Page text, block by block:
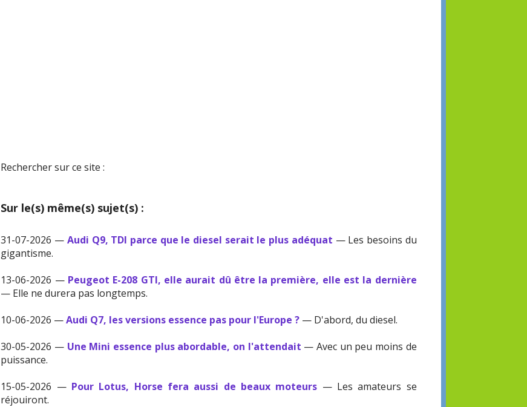
Rechercher sur ce site :
Sur le(s) même(s) sujet(s) :
31-07-2026 — Audi Q9, TDI parce que le diesel serait le plus adéquat — Les besoins du
gigantisme.
13-06-2026 — Peugeot E-208 GTI, elle aurait dû être la première, elle est la dernière
— Elle ne durera pas longtemps.
10-06-2026 —Audi Q7, les versions essence pas pour l'Europe ? — D'abord, du diesel.
30-05-2026 — Une Mini essence plus abordable, on l'attendait — Avec un peu moins de
puissance.
15-05-2026 — Pour Lotus, Horse fera aussi de beaux moteurs — Les amateurs se
réjouiront.